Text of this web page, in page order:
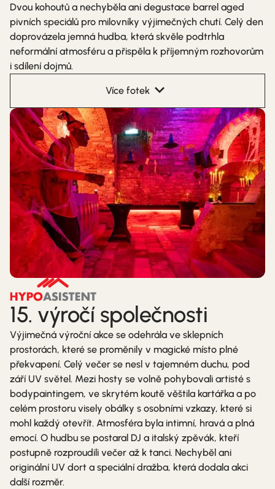
Dvou kohoutů a nechyběla ani degustace barrel aged
pivních speciálů pro milovníky výjimečných chutí. Celý den
doprovázela jemná hudba, která skvěle podtrhla
neformální atmosféru a přispěla k příjemným rozhovorům
i sdílení dojmů.
Více fotek
15. výročí společnosti
Výjimečná výroční akce se odehrála ve sklepních
prostorách, které se proměnily v magické místo plné
překvapení. Celý večer se nesl v tajemném duchu, pod
září UV světel. Mezi hosty se volně pohybovali artisté s
bodypaintingem, ve skrytém koutě věštila kartářka a po
celém prostoru visely obálky s osobními vzkazy, které si
mohl každý otevřít. Atmosféra byla intimní, hravá a plná
emocí. O hudbu se postaral DJ a italský zpěvák, kteří
postupně rozproudili večer až k tanci. Nechyběl ani
originální UV dort a speciální dražba, která dodala akci
další rozměr.